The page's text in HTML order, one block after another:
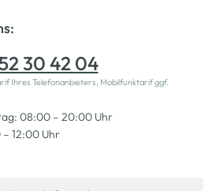
30 42 04
Ihres Telefonanbieters, Mobilfunktarif ggf.
08:00 – 20:00 Uhr
12:00 Uhr